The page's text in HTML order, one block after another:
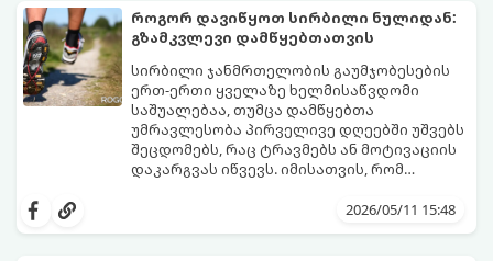
თანამედროვე სტრესული ცხოვრების წესი,
არასწორი კვება და უმოძრაობა ამ პროცესს
კატასტროფულად აჩქარებს. დაბალი
ტესტოსტერონი იწვევს მუდმივ
დაღლილობას, დეპრესიას, კუნთების
განლევასა და ცხიმის დაგროვებას მუცლის
არეში.
სინთეტიკური ჰორმონალური თერაპიის
დაწყებამდე, რომელსაც ხშირად
სერიოზული გვერდითი ეფექტები აქვს,
უმჯობესია ორგანიზმს ტესტოსტერონის
გამომუშავებაში ბუნებრივი, მეცნიერულად
დადასტურებული გზებით დაეხმაროთ.
წარმოგიდგენთ ტესტოსტერონის
როგორ დავიწყოთ სირბილი ნულიდან:
გზამკვლევი დამწყებთათვის
სირბილი ჯანმრთელობის გაუმჯობესების
ერთ-ერთი ყველაზე ხელმისაწვდომი
საშუალებაა, თუმცა დამწყებთა
უმრავლესობა პირველივე დღეებში უშვებს
შეცდომებს, რაც ტრავმებს ან მოტივაციის
დაკარგვას იწვევს. იმისათვის, რომ
ნაწილად იქცეს, მიჰყევით ამ ინსტრუქციას:
2026/05/11 15:48